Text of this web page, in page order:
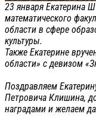
23 января Екатерина
математического
области в сфере
культуры.
Также Екатерине
области» с девизом
Поздравляем
Петровича Клишина,
наградами и желаем